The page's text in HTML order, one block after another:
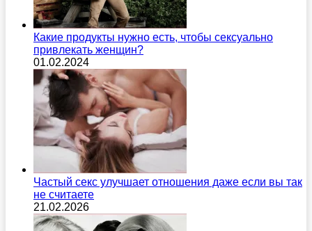
Какие продукты нужно есть, чтобы сексуально
привлекать женщин?
01.02.2024
Частый секс улучшает отношения даже если вы так
не считаете
21.02.2026